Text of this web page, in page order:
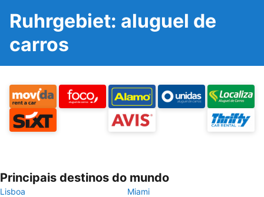
Ruhrgebiet: aluguel de
carros
Principais destinos do mundo
Lisboa
Miami